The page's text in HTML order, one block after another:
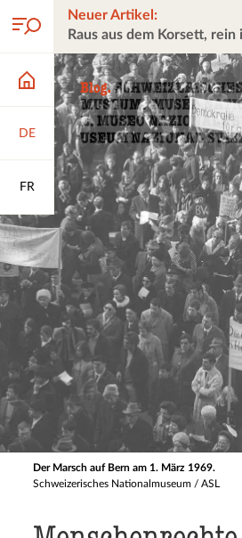
DE
FR
Neuer Artikel:
Der Marsch auf Bern am 1. März 1969.
Schweizerisches Nationalmuseum / ASL